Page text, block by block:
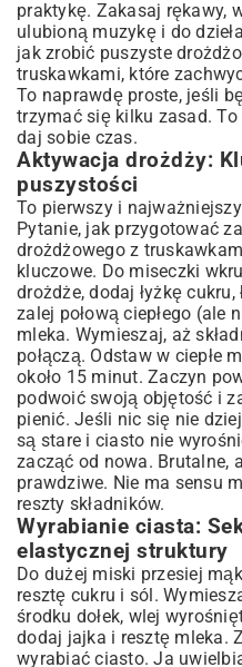
praktykę. Zakasaj rękawy,
ulubioną muzykę i do
jak zrobić puszyste
truskawkami, które
To naprawdę proste, jeśli
trzymać się kilku zasad.
daj sobie czas.
Aktywacja drożdży:
puszystości
To pierwszy i
Pytanie, jak przygotować
drożdżowego z
kluczowe. Do miseczki
drożdże, dodaj łyżkę cukru,
zalej połową ciepłego (ale
mleka. Wymieszaj, aż
połączą. Odstaw w ciepłe
około 15 minut. Zaczyn
podwoić swoją objętość i
pienić. Jeśli nic się nie
są stare i ciasto nie
zacząć od nowa. Brutalne,
prawdziwe. Nie ma sensu
reszty składników.
Wyrabianie ciasta:
elastycznej struktury
Do dużej miski przesiej
resztę cukru i sól.
środku dołek, wlej
dodaj jajka i resztę mleka.
wyrabiać ciasto. Ja